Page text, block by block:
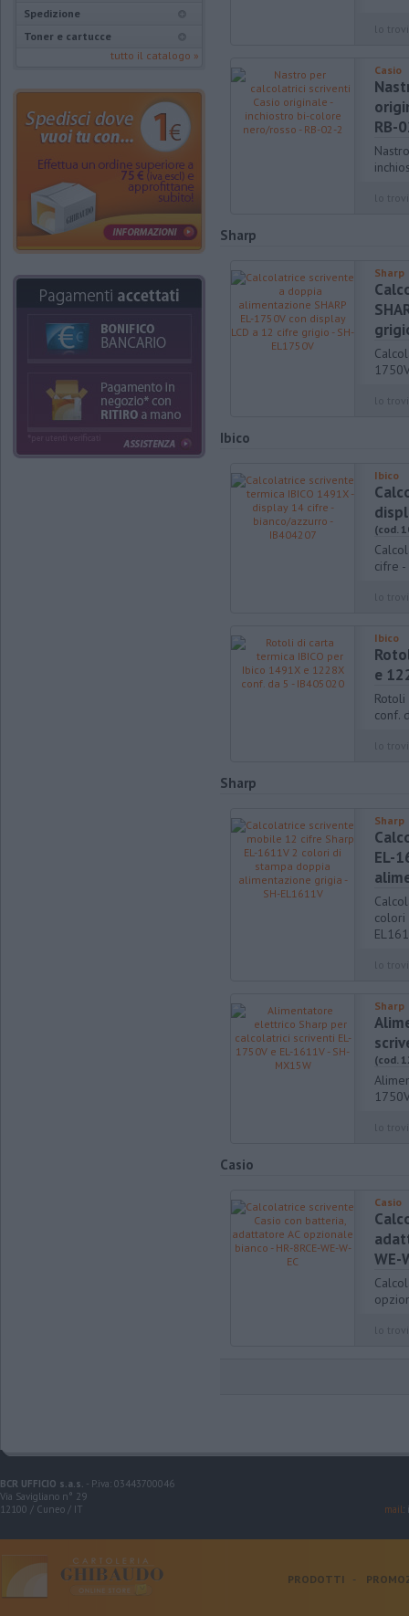
Spedizione
Toner e cartucce
tutto il catalogo »
Casio
RB-
Sharp
Sharp
Ibico
Ibico
(cod.
cifre
Ibico
e
conf.
Sharp
Sharp
EL-
colori
Sharp
(cod.
Casio
Casio
WE-
BCR UFFICIO s.a.s. - P.iva: 03443700046
Via Savigliano n° 29
12100 / Cuneo / IT
mail:
PRODOTTI -